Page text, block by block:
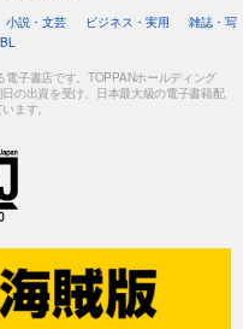
小説・文芸 ビジネス・実用
雑誌・写
BL
子書店です。TOPPANホールディング
の出資を受け、日本最大級の電子書籍配
ます。